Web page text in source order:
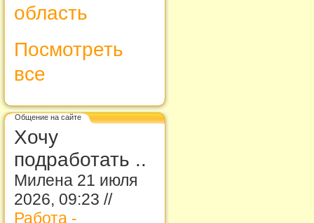
область
Посмотреть
все
Общение на сайте
Хочу
подработать ..
Милена 21 июля
2026, 09:23 //
Работа -